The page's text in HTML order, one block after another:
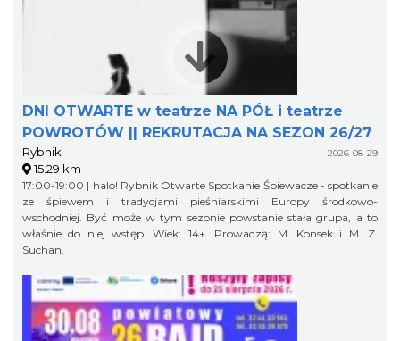
DNI OTWARTE w teatrze NA PÓŁ i teatrze
POWROTÓW || REKRUTACJA NA SEZON 26/27
Rybnik 2026-08-29
15.29 km
17:00-19:00 | halo! Rybnik Otwarte Spotkanie Śpiewacze - spotkanie
ze śpiewem i tradycjami pieśniarskimi Europy środkowo-
wschodniej. Być może w tym sezonie powstanie stała grupa, a to
właśnie do niej wstęp. Wiek: 14+. Prowadzą: M. Konsek i M. Z.
Suchan.